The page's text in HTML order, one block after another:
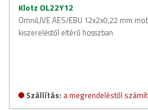
Klotz OL22Y12
OmniLIVE AES/EBU 12x2x0,22 mm
kiszereléstől eltérő hosszban
Szállítás: a megrendeléstől